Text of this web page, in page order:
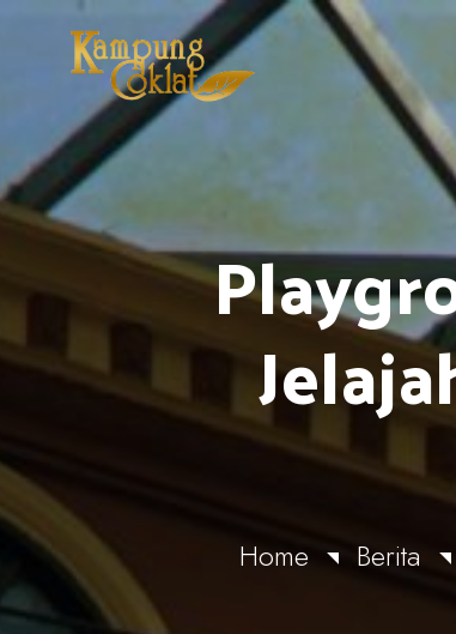
Home Berita